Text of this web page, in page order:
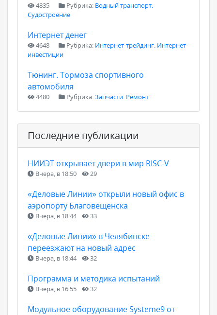
4835 Рубрика: Водный транспорт.
Судостроение
Интернет денег
4648 Рубрика: Интернет-трейдинг. Интернет-
инвестиции
Тюнинг. Тормоза спортивного
автомобиля
4480 Рубрика:Запчасти. Ремонт
Последние публикации
НИИЭТ открывает двери в мир RISC-V
Вчера, в 18:50 29
«Деловые Линии» открыли новый офис в
аэропорту Благовещенска
Вчера, в 18:44 33
«Деловые Линии» в Челябинске
переезжают на новый адрес
Вчера, в 18:44 32
Программа и методика испытаний
Вчера, в 16:55 32
Модульное оборудование Systeme9 от